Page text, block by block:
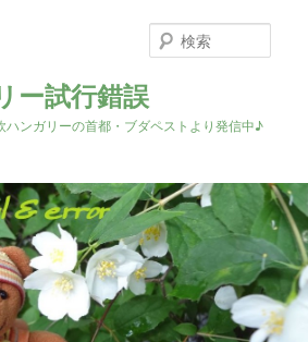
ー試行錯誤
ハンガリーの首都・ブダペストより発信中♪
索